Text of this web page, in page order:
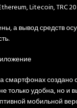
Litecoin, TRC 20
а вывод средств
смартфонах
только удобна, но и
мобильной